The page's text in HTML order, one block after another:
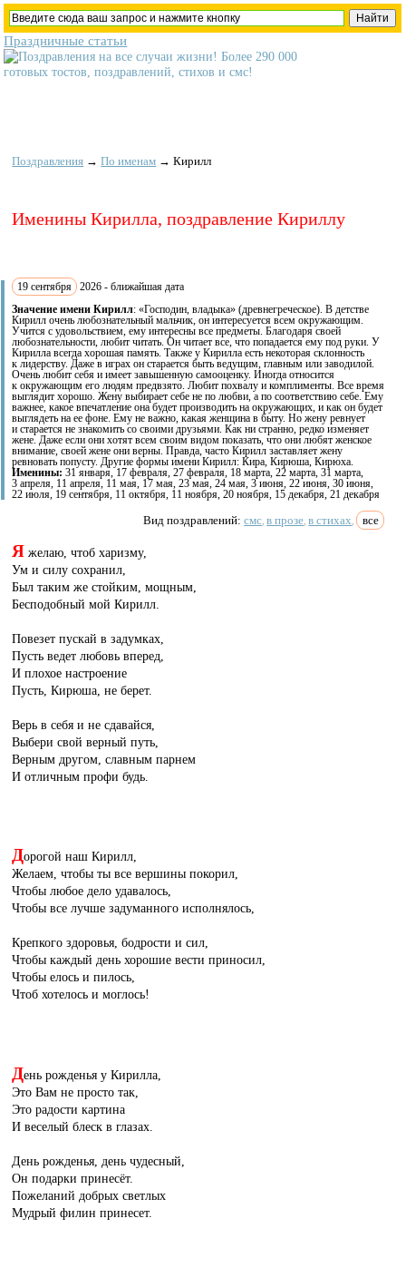
Праздничные статьи
Поздравления →По именам →Кирилл
Именины Кирилла, поздравление Кириллу
19 сентября 2026 - ближайшая дата
Значение имени Кирилл: «Господин, владыка» (древнегреческое). В детстве
Кирилл очень любознательный мальчик, он интересуется всем окружающим.
Учится с удовольствием, ему интересны все предметы. Благодаря своей
любознательности, любит читать. Он читает все, что попадается ему под руки. У
Кирилла всегда хорошая память. Также у Кирилла есть некоторая склонность
к лидерству. Даже в играх он старается быть ведущим, главным или заводилой.
Очень любит себя и имеет завышенную самооценку. Иногда относится
к окружающим его людям предвзято. Любит похвалу и комплименты. Все время
выглядит хорошо. Жену выбирает себе не по любви, а по соответствию себе. Ему
важнее, какое впечатление она будет производить на окружающих, и как он будет
выглядеть на ее фоне. Ему не важно, какая женщина в быту. Но жену ревнует
и старается не знакомить со своими друзьями. Как ни странно, редко изменяет
жене. Даже если они хотят всем своим видом показать, что они любят женское
внимание, своей жене они верны. Правда, часто Кирилл заставляет жену
ревновать попусту. Другие формы имени Кирилл: Кира, Кирюша, Кирюха.
Именины: 31 января, 17 февраля, 27 февраля, 18 марта, 22 марта, 31 марта,
3 апреля, 11 апреля, 11 мая, 17 мая, 23 мая, 24 мая, 3 июня, 22 июня, 30 июня,
22 июля, 19 сентября, 11 октября, 11 ноября, 20 ноября, 15 декабря, 21 декабря
Вид поздравлений:смс, в прозе, в стихах, все
Я желаю, чтоб харизму,
Ум и силу сохранил,
Был таким же стойким, мощным,
Бесподобный мой Кирилл.
Повезет пускай в задумках,
Пусть ведет любовь вперед,
И плохое настроение
Пусть, Кирюша, не берет.
Верь в себя и не сдавайся,
Выбери свой верный путь,
Верным другом, славным парнем
И отличным профи будь.
Дорогой наш Кирилл,
Желаем, чтобы ты все вершины покорил,
Чтобы любое дело удавалось,
Чтобы все лучше задуманного исполнялось,
Крепкого здоровья, бодрости и сил,
Чтобы каждый день хорошие вести приносил,
Чтобы елось и пилось,
Чтоб хотелось и моглось!
День рожденья у Кирилла,
Это Вам не просто так,
Это радости картина
И веселый блеск в глазах.
День рожденья, день чудесный,
Он подарки принесёт.
Пожеланий добрых светлых
Мудрый филин принесет.